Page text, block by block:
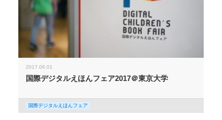
2017.06.01
国際デジタルえほんフェア2017＠東京大学
国際デジタルえほんフェア